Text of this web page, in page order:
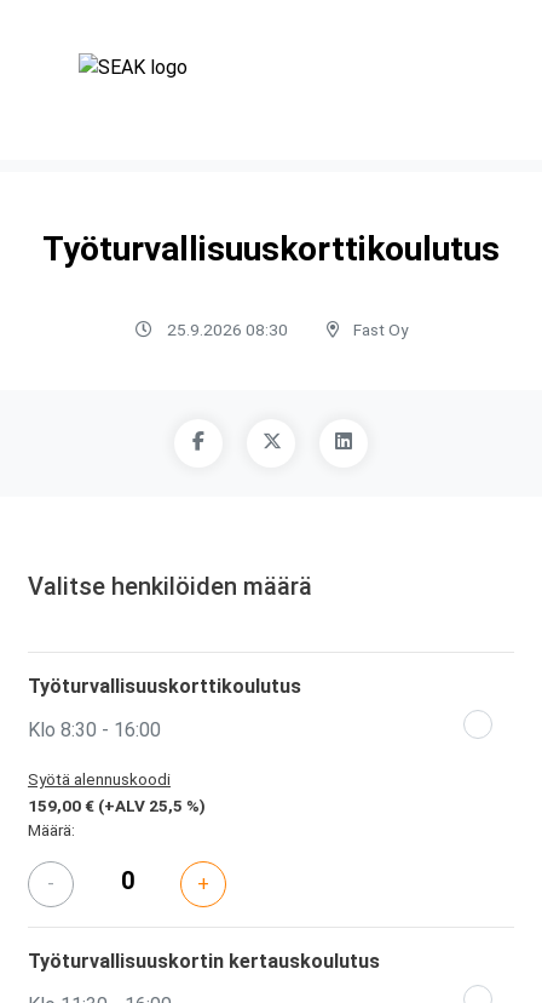
Työturvallisuuskorttikoulutus
25.9.2026 08:30 Fast Oy
Valitse henkilöiden määrä
Työturvallisuuskorttikoulutus
Klo 8:30 - 16:00
Syötä alennuskoodi
159,00 € (+ALV 25,5 %)
Määrä:
- +
Työturvallisuuskortin kertauskoulutus